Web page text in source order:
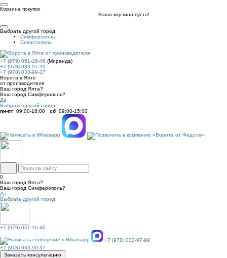
Корзина покупок
Ваша корзина пуста!
Выбрать другой город:
Симферополь
Севастополь
+7 (979) 051-16-46 (Миранда)
+7 (978) 033-97-99
+7 (978) 033-99-37
Ворота в Ялте
от производителя
Ваш город Ялта?
Ваш город Симферополь?
Да
Выбрать другой город
пн-пт 09:00-18:00 сб 09:00-15:00
0
Ваш город Ялта?
Ваш город Симферополь?
Да
Выбрать другой город
+7 (979) 051-16-46
+7 (978) 033-97-99
+7 (978) 033-99-37
Заказать консультацию